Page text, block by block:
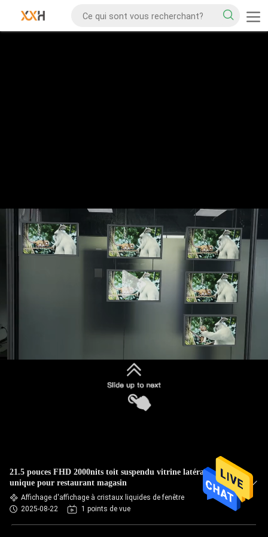
21.5 pouces FHD 2000nits toit suspendu vitrine latérale
unique pour restaurant magasin
Affichage d'affichage à cristaux liquides de fenêtre
2025-08-22
1 points de vue